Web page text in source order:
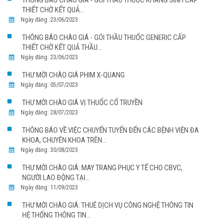
THIẾT CHỜ KẾT QUẢ...
Ngày đăng: 23/06/2023
THÔNG BÁO CHÀO GIÁ - GÓI THẦU THUỐC GENERIC CẤP
THIẾT CHỜ KẾT QUẢ THẦU...
Ngày đăng: 23/06/2023
THƯ MỜI CHÀO GIÁ PHIM X-QUANG
Ngày đăng: 05/07/2023
THƯ MỜI CHÀO GIÁ VỊ THUỐC CỔ TRUYỀN
Ngày đăng: 28/07/2023
THÔNG BÁO VỀ VIỆC CHUYỂN TUYẾN ĐẾN CÁC BỆNH VIỆN ĐA
KHOA, CHUYÊN KHOA TRÊN...
Ngày đăng: 30/08/2023
THƯ MỜI CHÀO GIÁ: MAY TRANG PHỤC Y TẾ CHO CBVC,
NGƯỜI LAO ĐỘNG TẠI...
Ngày đăng: 11/09/2023
THƯ MỜI CHÀO GIÁ: THUÊ DỊCH VỤ CÔNG NGHỆ THÔNG TIN
HỆ THỐNG THÔNG TIN...